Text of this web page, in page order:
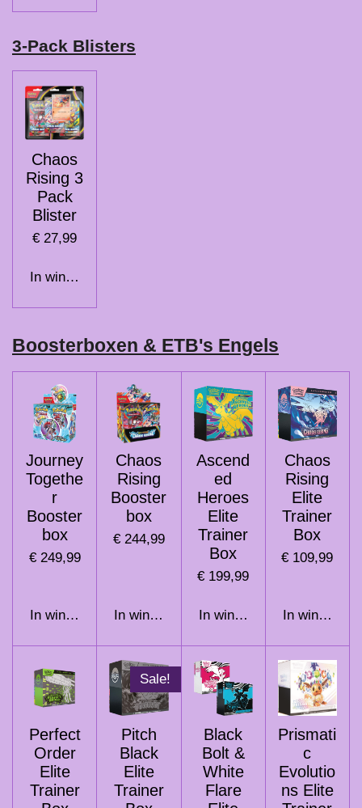
3-Pack Blisters
Chaos
Rising 3
Pack
Blister
€ 27,99
In winkelwagen
Boosterboxen & ETB's Engels
Journey
Togethe
r
Booster
box
€ 249,99
In winkelwagen
Chaos
Rising
Booster
box
€ 244,99
In winkelwagen
Ascend
ed
Heroes
Elite
Trainer
Box
€ 199,99
In winkelwagen
Chaos
Rising
Elite
Trainer
Box
€ 109,99
In
Perfect
Order
Elite
Trainer
Sale!
Pitch
Black
Elite
Trainer
Black
Bolt &
White
Flare
Prismati
c
Evolutio
ns Elite